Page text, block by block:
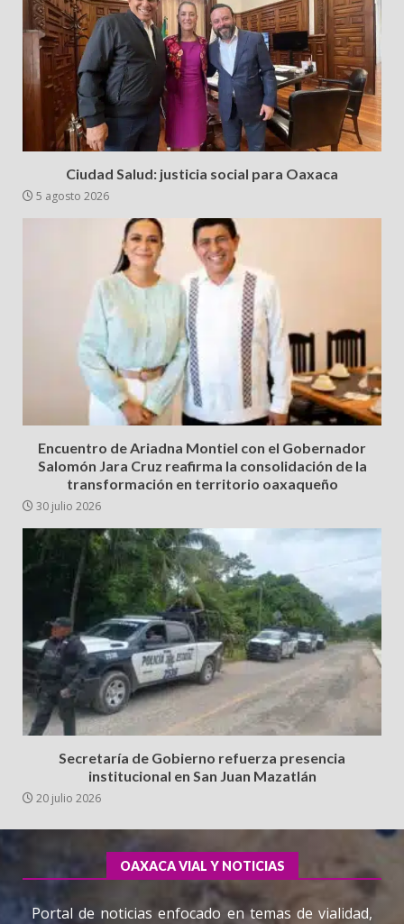
Ciudad Salud: justicia social para Oaxaca
5 agosto 2026
Encuentro de Ariadna Montiel con el Gobernador
Salomón Jara Cruz reafirma la consolidación de la
transformación en territorio oaxaqueño
30 julio 2026
Secretaría de Gobierno refuerza presencia
institucional en San Juan Mazatlán
20 julio 2026
OAXACA VIAL Y NOTICIAS
Portal de noticias enfocado en temas de vialidad,